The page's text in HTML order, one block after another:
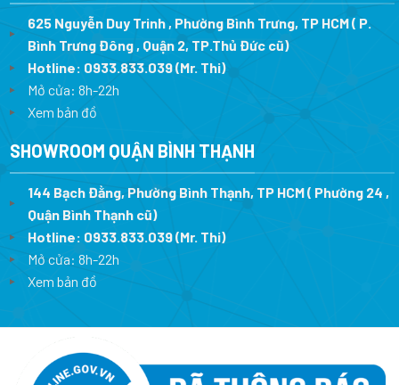
625 Nguyễn Duy Trinh , Phường Bình Trưng, TP HCM ( P.
Bình Trưng Đông , Quận 2, TP.Thủ Đức cũ)
Hotline: 0933.833.039(Mr. Thi)
Mở cửa: 8h-22h
Xem bản đồ
SHOWROOM QUẬN BÌNH THẠNH
144 Bạch Đằng, Phường Bình Thạnh, TP HCM ( Phường 24 ,
Quận Bình Thạnh cũ)
Hotline: 0933.833.039(Mr. Thi)
Mở cửa: 8h-22h
Xem bản đồ